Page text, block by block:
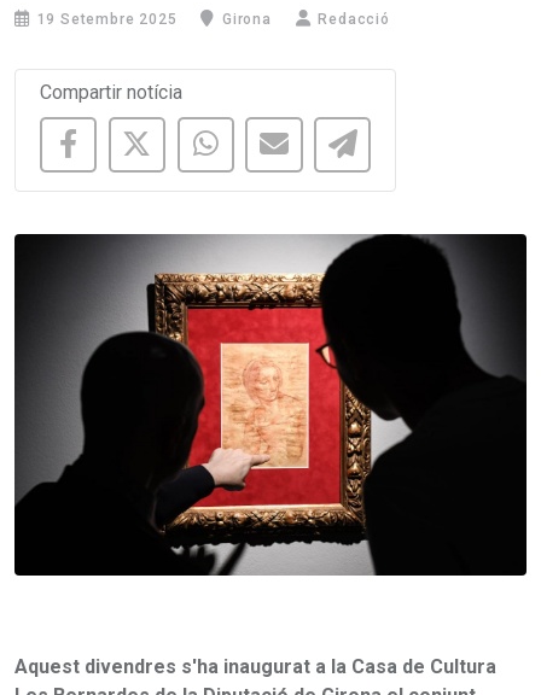
19 Setembre 2025 Girona Redacció
Compartir notícia
Aquest divendres s'ha inaugurat a la Casa de Cultura